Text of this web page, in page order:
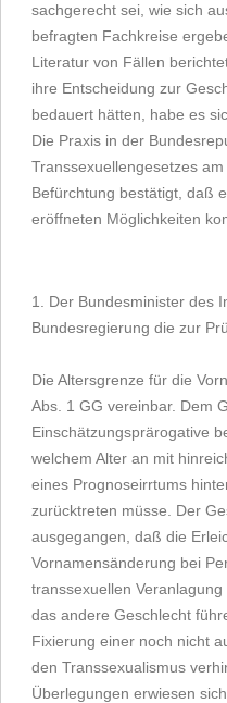
sachgerecht sei, wie sich
befragten Fachkreise
Literatur von Fällen
ihre Entscheidung zur
bedauert hätten, habe es
Die Praxis in der
Transsexuellengesetzes
Befürchtung bestätigt, daß
eröffneten Möglichkeiten
1. Der Bundesminister des
Bundesregierung die zur
Die Altersgrenze für die
Abs. 1 GG vereinbar. Dem
Einschätzungsprärogative
welchem Alter an mit
eines Prognoseirrtums
zurücktreten müsse. Der
ausgegangen, daß die
Vornamensänderung bei
transsexuellen
das andere Geschlecht
Fixierung einer noch nicht
den Transsexualismus
Überlegungen erwiesen